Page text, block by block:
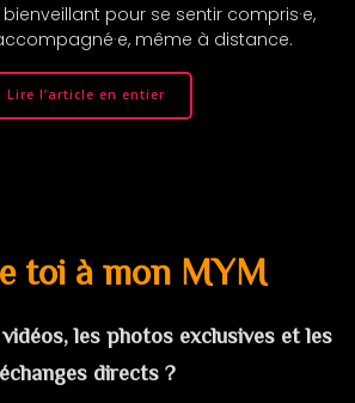
pour se sentir compris·e,
même à distance.
Lire l’article en entier
toi à mon MYM
les photos exclusives et les
échanges directs ?